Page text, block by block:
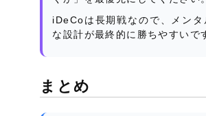
iDeCoは長期戦なので、メンタ
な設計が最終的に勝ちやすいで
まとめ